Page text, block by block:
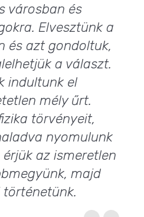
városban és
Elvesztünk a
és azt gondoltuk,
a választ.
indultunk el
mély űrt.
törvényeit,
nyomulunk
az ismeretlen
majd